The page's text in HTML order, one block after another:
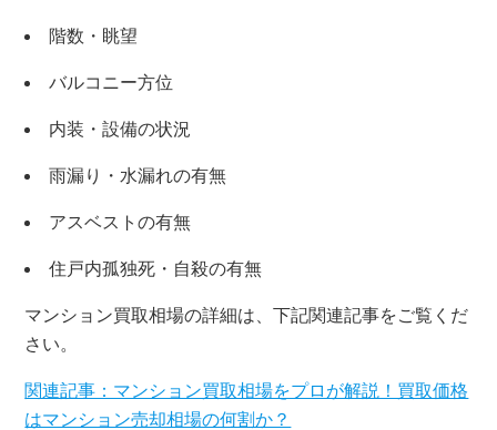
階数・眺望
バルコニー方位
内装・設備の状況
雨漏り・水漏れの有無
アスベストの有無
住戸内孤独死・自殺の有無
マンション買取相場の詳細は、下記関連記事をご覧くだ
さい。
関連記事：マンション買取相場をプロが解説！買取価格
はマンション売却相場の何割か？